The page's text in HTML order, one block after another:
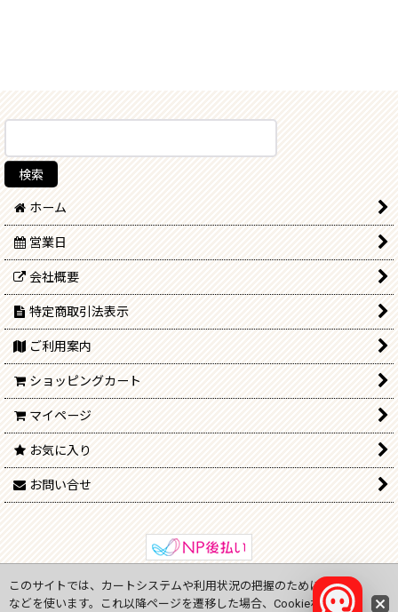
ホーム
営業日
会社概要
特定商取引法表示
ご利用案内
ショッピングカート
マイページ
お気に入り
お問い合せ
Copyright (C) 2009-2024onlinejp.neAll Rights Reserved.
このサイトでは、カートシステムや利用状況の把握のためにCookie
などを使います。これ以降ページを遷移した場合、Cookieなどの設